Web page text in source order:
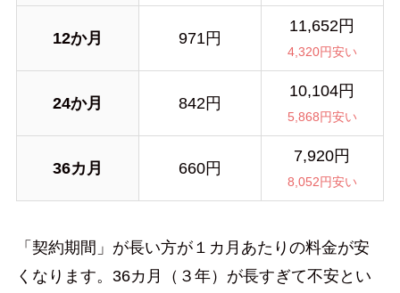
12か月 971円
11,652円
4,320円安い
24か月 842円
10,104円
5,868円安い
36カ月 660円
7,920円
8,052円安い
「契約期間」が長い方が１カ月あたりの料金が安
くなります。36カ月（３年）が長すぎて不安とい